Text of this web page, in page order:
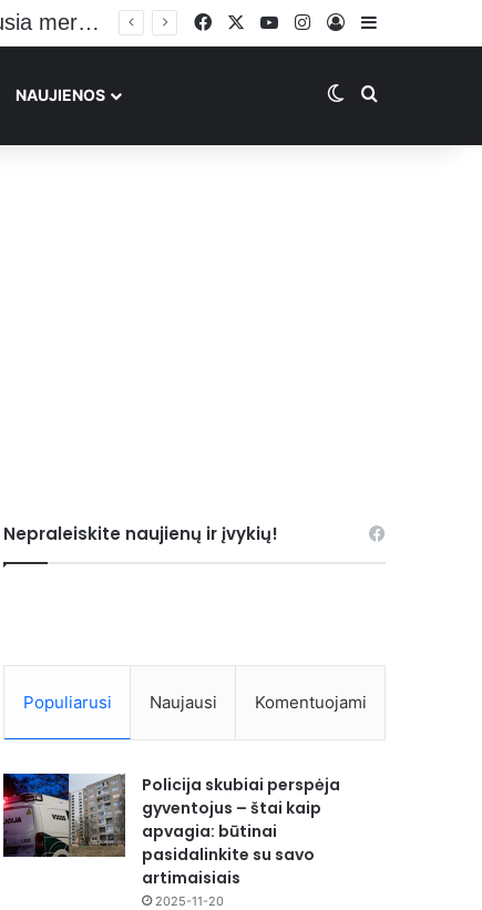
Plinta vaizdo įrašas su galimai BMW avariją Vilniuje sukėlusia mergina: vairuoja sėdėdama ant kelių FacebookYouTubeInstagramPrisijungti
Sidebar
NAUJIENOS Switch skin
Ieškoti
Nepraleiskite naujienų ir įvykių!
Populiarusi Naujausi Komentuojami
Policija skubiai perspėja
gyventojus – štai kaip
apvagia: būtinai
pasidalinkite su savo
artimaisiais
2025-11-20